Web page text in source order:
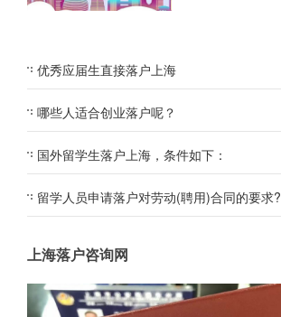
优秀应届生直接落户上海
哪些人适合创业落户呢？
国外留学生落户上海，条件如下：
留学人员申请落户对劳动(聘用)合同的要求?
上海落户咨询网